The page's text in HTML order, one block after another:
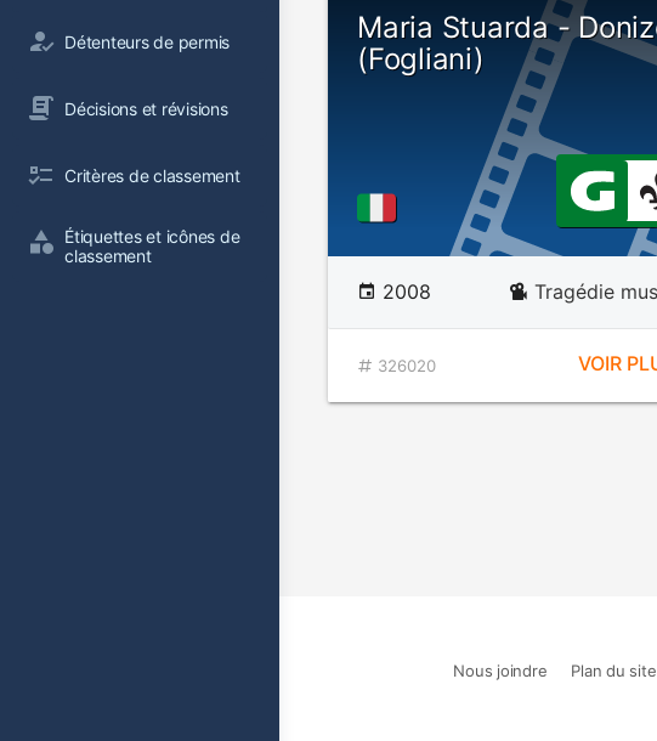
Détenteurs de permis
Décisions et révisions
Critères de classement
Étiquettes et icônes de
classement
Maria Stuarda -
(Fogliani)
2008 Tragédie
326020 VOIR
Nous joindre Plan du site